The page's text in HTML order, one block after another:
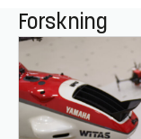
Forskning